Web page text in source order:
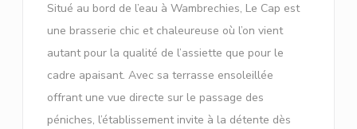
Situé au bord de l’eau à Wambrechies, Le Cap est
une brasserie chic et chaleureuse où l’on vient
autant pour la qualité de l’assiette que pour le
cadre apaisant. Avec sa terrasse ensoleillée
offrant une vue directe sur le passage des
péniches, l’établissement invite à la détente dès